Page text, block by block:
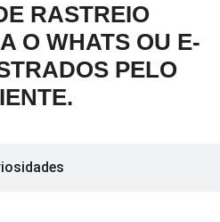
RASTREIO
O WHATS OU E-
PELO